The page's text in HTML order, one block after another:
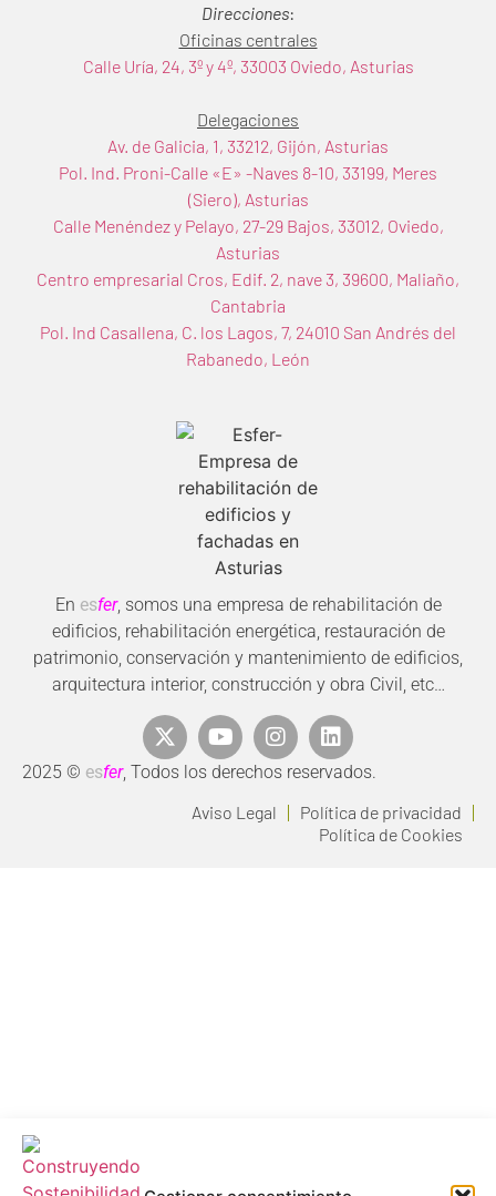
Direcciones:
Oficinas centrales
Calle Uría, 24, 3º y 4º, 33003 Oviedo, Asturias
Delegaciones
Av. de Galicia, 1, 33212, Gijón, Asturias
Pol. Ind. Proni-Calle «E» -Naves 8-10, 33199, Meres
(Siero), Asturias
Calle Menéndez y Pelayo, 27-29 Bajos, 33012, Oviedo,
Asturias
Centro empresarial Cros, Edif. 2, nave 3, 39600, Maliaño,
Cantabria
Pol. Ind Casallena, C. los Lagos, 7, 24010 San Andrés del
Rabanedo, León
En esfer, somos una empresa de rehabilitación de
edificios, rehabilitación energética, restauración de
patrimonio, conservación y mantenimiento de edificios,
arquitectura interior, construcción y obra Civil, etc…
2025 © esfer, Todos los derechos reservados.
Aviso Legal
Política de privacidad
Política de Cookies